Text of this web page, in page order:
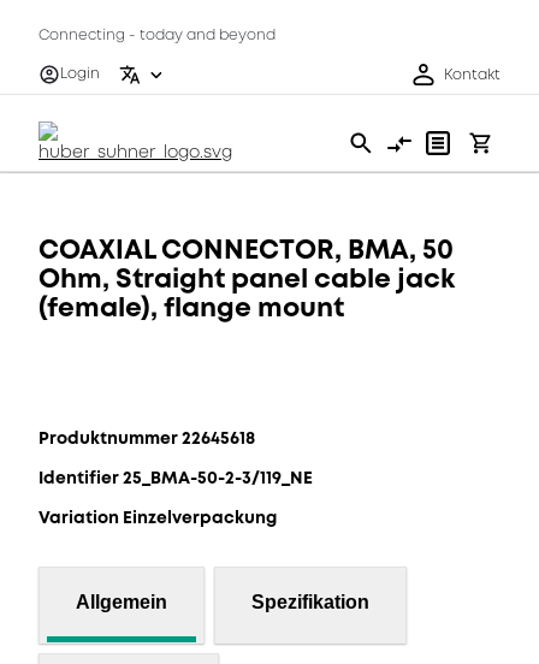
Connecting - today and beyond
Login
Kontakt
COAXIAL CONNECTOR, BMA, 50
Ohm, Straight panel cable jack
(female), flange mount
Produktnummer 22645618
Identifier 25_BMA-50-2-3/119_NE
Variation Einzelverpackung
Allgemein Spezifikation